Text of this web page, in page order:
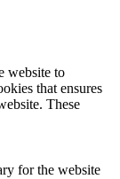
website to
that ensures
These
for the website